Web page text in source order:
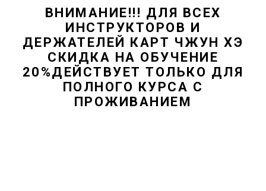
ВНИМАНИЕ!!! ДЛЯ ВСЕХ
ИНСТРУКТОРОВ И
ДЕРЖАТЕЛЕЙ КАРТ ЧЖУН ХЭ
СКИДКА НА ОБУЧЕНИЕ
20%ДЕЙСТВУЕТ ТОЛЬКО ДЛЯ
ПОЛНОГО КУРСА С
ПРОЖИВАНИЕМ